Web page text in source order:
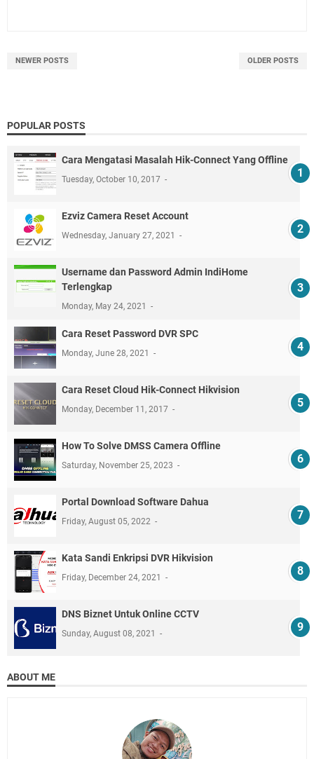
NEWER POSTS OLDER POSTS
POPULAR POSTS
Cara Mengatasi Masalah Hik-Connect Yang Offline
Tuesday, October 10, 2017
Ezviz Camera Reset Account
Wednesday, January 27, 2021
Username dan Password Admin IndiHome
Terlengkap
Monday, May 24, 2021
Cara Reset Password DVR SPC
Monday, June 28, 2021
Cara Reset Cloud Hik-Connect Hikvision
Monday, December 11, 2017
How To Solve DMSS Camera Offline
Saturday, November 25, 2023
Portal Download Software Dahua
Friday, August 05, 2022
Kata Sandi Enkripsi DVR Hikvision
Friday, December 24, 2021
DNS Biznet Untuk Online CCTV
Sunday, August 08, 2021
ABOUT ME